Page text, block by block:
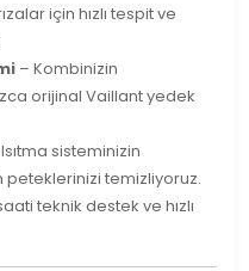
için hızlı tespit ve
– Kombinizin
orijinal Vaillant yedek
sisteminizin
peteklerinizi temizliyoruz.
teknik destek ve hızlı